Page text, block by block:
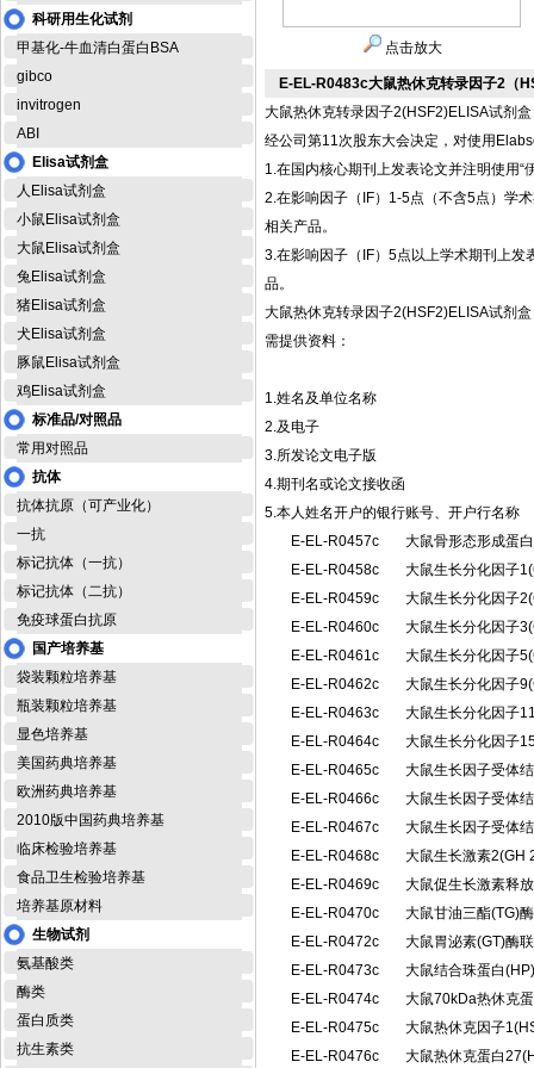
科研用生化试剂
甲基化-牛血清白蛋白BSA
gibco
invitrogen
ABI
Elisa试剂盒
人Elisa试剂盒
小鼠Elisa试剂盒
大鼠Elisa试剂盒
兔Elisa试剂盒
猪Elisa试剂盒
犬Elisa试剂盒
豚鼠Elisa试剂盒
鸡Elisa试剂盒
标准品/对照品
常用对照品
抗体
抗体抗原（可产业化）
一抗
标记抗体（一抗）
标记抗体（二抗）
免疫球蛋白抗原
国产培养基
袋装颗粒培养基
瓶装颗粒培养基
显色培养基
美国药典培养基
欧洲药典培养基
2010版中国药典培养基
临床检验培养基
食品卫生检验培养基
培养基原材料
生物试剂
氨基酸类
酶类
蛋白质类
抗生素类
点击放大
E-EL-R0483c大鼠热休克转录因子2（
大鼠热休克转录因子2(HSF2)ELISA试剂盒
经公司第11次股东大会决定，对使用
1.在国内核心期刊上发表论文并注明使用
2.在影响因子（IF）1-5点（不含5点）学
相关产品。
3.在影响因子（IF）5点以上学术期刊上
品。
大鼠热休克转录因子2(HSF2)ELISA试剂盒
需提供资料：
1.姓名及单位名称
2.及电子
3.所发论文电子版
4.期刊名或论文接收函
5.本人姓名开户的银行账号、开户行名称
E-EL-R0457c
大鼠骨形态形成蛋
E-EL-R0458c
大鼠生长分化因子
E-EL-R0459c
大鼠生长分化因子
E-EL-R0460c
大鼠生长分化因子
E-EL-R0461c
大鼠生长分化因子
E-EL-R0462c
大鼠生长分化因子
E-EL-R0463c
大鼠生长分化因子
E-EL-R0464c
大鼠生长分化因子
E-EL-R0465c
大鼠生长因子受体
E-EL-R0466c
大鼠生长因子受体
E-EL-R0467c
大鼠生长因子受体
E-EL-R0468c
大鼠生长激素2(GH
E-EL-R0469c
大鼠促生长激素释
E-EL-R0470c
大鼠甘油三酯(TG)
E-EL-R0472c
大鼠胃泌素(GT)酶
E-EL-R0473c
大鼠结合珠蛋白
E-EL-R0474c
大鼠70kDa热休克
E-EL-R0475c
大鼠热休克因子
E-EL-R0476c
大鼠热休克蛋白